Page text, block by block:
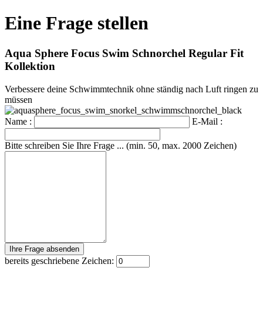
Eine Frage stellen
Aqua Sphere Focus Swim Schnorchel Regular Fit
Kollektion
Verbessere deine Schwimmtechnik ohne ständig nach Luft ringen zu
müssen
Name : E-Mail :
Bitte schreiben Sie Ihre Frage ... (min. 50, max. 2000 Zeichen)
bereits geschriebene Zeichen: